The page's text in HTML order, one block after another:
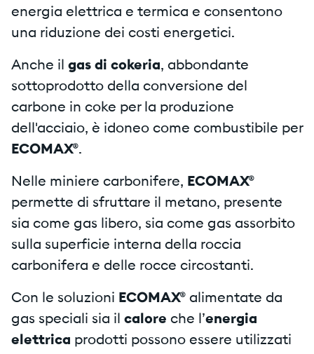
energia elettrica e termica e consentono
una riduzione dei costi energetici.
Anche il gas di cokeria, abbondante
sottoprodotto della conversione del
carbone in coke per la produzione
dell'acciaio, è idoneo come combustibile per
ECOMAX®.
Nelle miniere carbonifere, ECOMAX®
permette di sfruttare il metano, presente
sia come gas libero, sia come gas assorbito
sulla superficie interna della roccia
carbonifera e delle rocce circostanti.
Con le soluzioni ECOMAX® alimentate da
gas speciali sia il calore che l’energia
elettrica prodotti possono essere utilizzati